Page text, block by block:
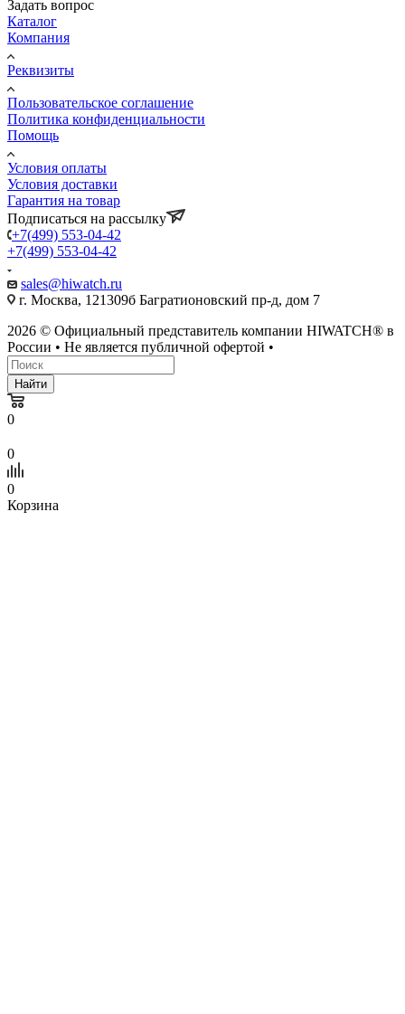
Задать вопрос
Каталог
Компания
Реквизиты
Пользовательское соглашение
Политика конфиденциальности
Помощь
Условия оплаты
Условия доставки
Гарантия на товар
Подписаться на рассылку
+7(499) 553-04-42
+7(499) 553-04-42
sales@hiwatch.ru
г. Москва, 121309б Багратионовский пр-д, дом 7
2026 © Официальный представитель компании HIWATCH® в
России • Не является публичной офертой •
Найти
0
0
0
Корзина